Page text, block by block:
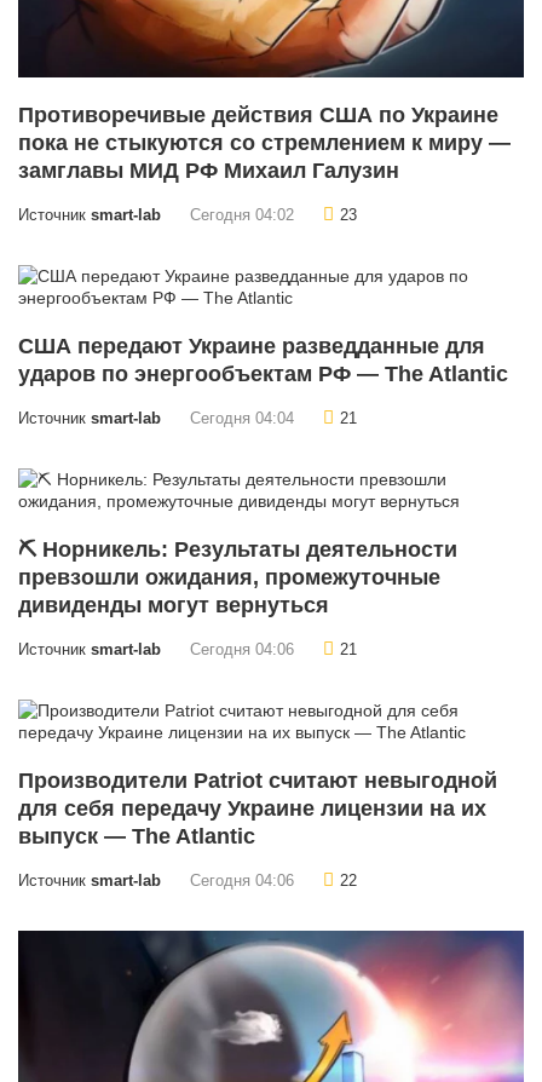
Противоречивые действия США по Украине
пока не стыкуются со стремлением к миру —
замглавы МИД РФ Михаил Галузин
Источник smart-lab Сегодня 04:02 23
США передают Украине разведданные для
ударов по энергообъектам РФ — The Atlantic
Источник smart-lab Сегодня 04:04 21
⛏ Норникель: Результаты деятельности
превзошли ожидания, промежуточные
дивиденды могут вернуться
Источник smart-lab Сегодня 04:06 21
Производители Patriot считают невыгодной
для себя передачу Украине лицензии на их
выпуск — The Atlantic
Источник smart-lab Сегодня 04:06 22